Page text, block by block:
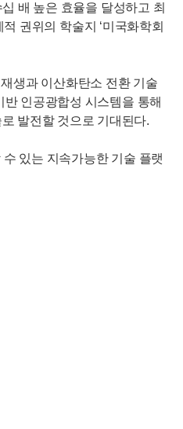
배 높은 효율을 달성하고 최
권위의 학술지 ‘미국화학회
생과 이산화탄소 전환 기술
인공광합성 시스템을 통해
발전할 것으로 기대된다.
있는 지속가능한 기술 플랫